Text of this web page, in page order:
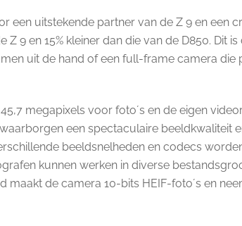
een uitstekende partner van de Z 9 en een
9 en 15% kleiner dan die van de D850. Dit
uit de hand of een full-frame camera die
megapixels voor foto´s en de eigen
een spectaculaire beeldkwaliteit
beeldsnelheden en codecs
kunnen werken in diverse
de camera 10-bits HEIF-foto´s en